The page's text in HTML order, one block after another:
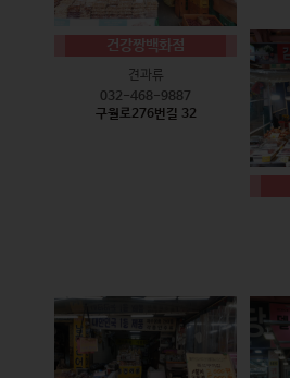
건강짱백화점
견과류
032-468-9887
구월로276번길 32